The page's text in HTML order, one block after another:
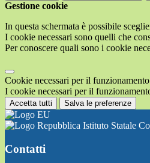
Gestione cookie
In questa schermata è possibile
I cookie necessari sono quelli che
Per conoscere quali sono i cookie
Cookie necessari per il funzionamento
I cookie necessari per il
Accetta tutti Salva le preferenze
Istituto Statale
Contatti